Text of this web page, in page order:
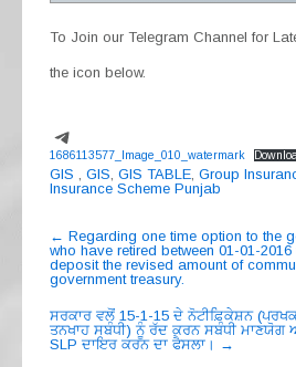
To Join our Telegram Channel for
the icon below.
Telegram
1686113577_Image_010_watermark
GIS , GIS, GIS TABLE, Group
Insurance Scheme Punjab
Post
navigation
← Regarding one time option to the
who have retired between 01-01-
deposit the revised amount of
government treasury.
ਸਰਕਾਰ ਵਲੋਂ 15-1-15 ਦੇ ਨੋਟੀਫ਼ਿਕੇਸ਼ਨ
ਤਨਖਾਹ ਸਬੰਧੀ) ਨੂੰ ਰੱਦ ਕਰਨ ਸਬੰਧੀ ਮਾਣਯੋਗ
SLP ਦਾਇਰ ਕਰਨ ਦਾ ਫੈਸਲਾ। →